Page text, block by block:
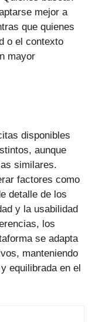
mejor a
que quienes
o el contexto
mayor
disponibles
aunque
similares.
factores como
detalle de los
y la usabilidad
los
se adapta
manteniendo
equilibrada en el